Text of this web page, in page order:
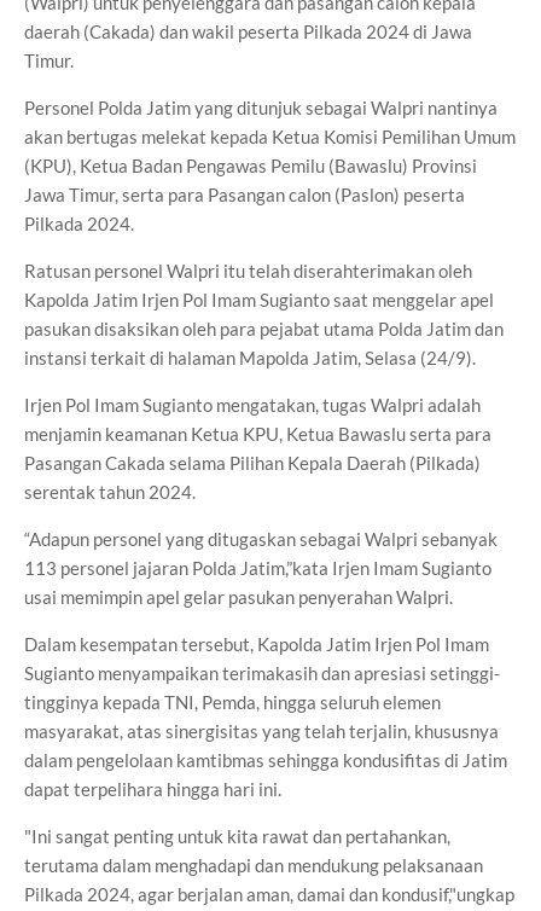
daerah (Cakada) dan wakil peserta Pilkada 2024 di Jawa
Timur.
Personel Polda Jatim yang ditunjuk sebagai Walpri nantinya
akan bertugas melekat kepada Ketua Komisi Pemilihan Umum
(KPU), Ketua Badan Pengawas Pemilu (Bawaslu) Provinsi
Jawa Timur, serta para Pasangan calon (Paslon) peserta
Pilkada 2024.
Ratusan personel Walpri itu telah diserahterimakan oleh
Kapolda Jatim Irjen Pol Imam Sugianto saat menggelar apel
pasukan disaksikan oleh para pejabat utama Polda Jatim dan
instansi terkait di halaman Mapolda Jatim, Selasa (24/9).
Irjen Pol Imam Sugianto mengatakan, tugas Walpri adalah
menjamin keamanan Ketua KPU, Ketua Bawaslu serta para
Pasangan Cakada selama Pilihan Kepala Daerah (Pilkada)
serentak tahun 2024.
“Adapun personel yang ditugaskan sebagai Walpri sebanyak
113 personel jajaran Polda Jatim,”kata Irjen Imam Sugianto
usai memimpin apel gelar pasukan penyerahan Walpri.
Dalam kesempatan tersebut, Kapolda Jatim Irjen Pol Imam
Sugianto menyampaikan terimakasih dan apresiasi setinggi-
tingginya kepada TNI, Pemda, hingga seluruh elemen
masyarakat, atas sinergisitas yang telah terjalin, khususnya
dalam pengelolaan kamtibmas sehingga kondusifitas di Jatim
dapat terpelihara hingga hari ini.
"Ini sangat penting untuk kita rawat dan pertahankan,
terutama dalam menghadapi dan mendukung pelaksanaan
Pilkada 2024, agar berjalan aman, damai dan kondusif,"ungkap